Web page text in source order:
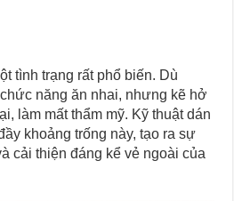
tình trạng rất phổ biến. Dù
năng ăn nhai, nhưng kẽ hở
làm mất thẩm mỹ. Kỹ thuật dán
khoảng trống này, tạo ra sự
cải thiện đáng kể vẻ ngoài của